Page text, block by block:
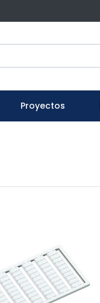
Proyectos